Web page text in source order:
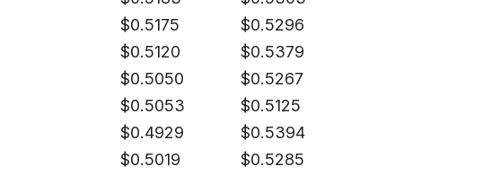
$0.5175 $0.5296
$0.5120 $0.5379
$0.5050 $0.5267
$0.5053 $0.5125
$0.4929 $0.5394
$0.5019 $0.5285